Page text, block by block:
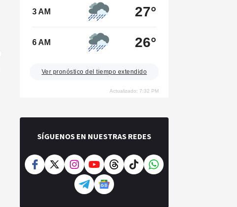
3 AM 27°
6 AM 26°
Ver pronóstico del tiempo extendido
Actualizado: 7:32 PM
SÍGUENOS EN NUESTRAS REDES